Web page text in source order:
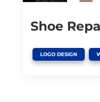
Shoe
LOGO DESIGN
,